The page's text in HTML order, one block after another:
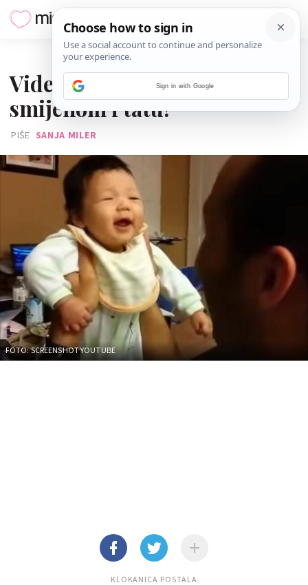
Video: Beba 'zarazila'
smijehom i tatu!
PIŠE SANJA MILER
FOTO: SCREENSHOT YOUTUBE
KLOKANICA POSTALA
Sign in with Google